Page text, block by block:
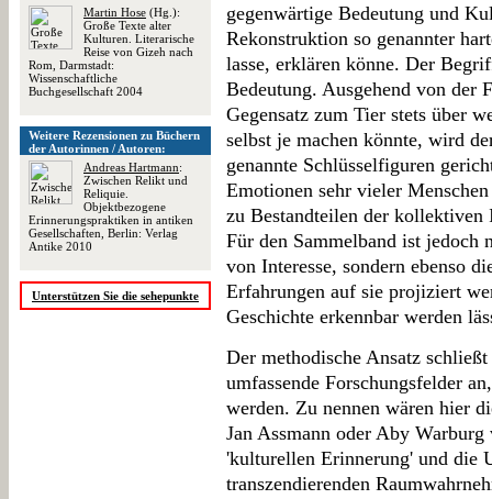
Martin Hose (Hg.):
Große Texte alter
Kulturen. Literarische
Reise von Gizeh nach
Rom, Darmstadt:
Wissenschaftliche
Buchgesellschaft 2004
Weitere Rezensionen zu Büchern
der Autorinnen / Autoren:
Andreas Hartmann:
Zwischen Relikt und
Reliquie.
Objektbezogene
Erinnerungspraktiken in antiken
Gesellschaften, Berlin: Verlag
Antike 2010
Unterstützen Sie die sehepunkte
gegenwärtige Bedeutung und
Rekonstruktion so genannter
lasse, erklären könne. Der
Bedeutung. Ausgehend von der
Gegensatz zum Tier stets über
selbst je machen könnte, wird
genannte Schlüsselfiguren
Emotionen sehr vieler
zu Bestandteilen der
Für den Sammelband ist jedoch
von Interesse, sondern ebenso
Erfahrungen auf sie projiziert
Geschichte erkennbar werden
Der methodische Ansatz
umfassende Forschungsfelder
werden. Zu nennen wären hier
Jan Assmann oder Aby
'kulturellen Erinnerung' und die
transzendierenden